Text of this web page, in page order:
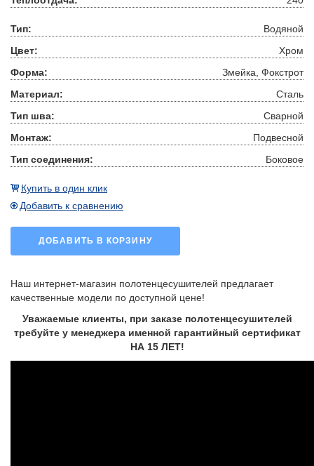
Тип:
Водяной
Цвет:
Хром
Форма:
Змейка, Фокстрот
Материал:
Сталь
Тип шва:
Сварной
Монтаж:
Подвесной
Тип соединения:
Боковое
Купить в один клик
Добавить к сравнению
ДОБАВИТЬ В КОРЗИНУ
Наш интернет-магазин полотенцесушителей предлагает
качественные модели по доступной цене!
Уважаемые клиенты, при заказе полотенцесушителей
требуйте у менеджера именной гарантийный сертификат
НА 15 ЛЕТ!